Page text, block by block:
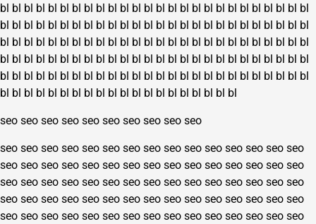
bl bl bl bl bl bl bl bl bl bl bl bl bl bl bl bl bl bl bl bl bl bl bl bl bl bl
bl bl bl bl bl bl bl bl bl bl bl bl bl bl bl bl bl bl bl bl bl bl bl bl bl bl
bl bl bl bl bl bl bl bl bl bl bl bl bl bl bl bl bl bl bl bl bl bl bl bl bl bl
bl bl bl bl bl bl bl bl bl bl bl bl bl bl bl bl bl bl bl bl bl bl bl bl bl bl
bl bl bl bl bl bl bl bl bl bl bl bl bl bl bl bl bl bl bl bl bl bl bl bl bl bl
bl bl bl bl bl bl bl bl bl bl bl bl bl bl bl bl bl bl bl bl
seo seo seo seo seo seo seo seo seo seo
seo seo seo seo seo seo seo seo seo seo seo seo seo seo seo
seo seo seo seo seo seo seo seo seo seo seo seo seo seo seo
seo seo seo seo seo seo seo seo seo seo seo seo seo seo seo
seo seo seo seo seo seo seo seo seo seo seo seo seo seo seo
seo seo seo seo seo seo seo seo seo seo seo seo seo seo seo